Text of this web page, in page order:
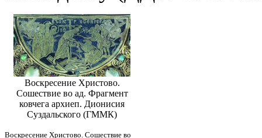
Воскресение Христово.
Сошествие во ад. Фрагмент
ковчега архиеп. Дионисия
Суздальского (ГММК)
Воскресение Христово. Сошествие во